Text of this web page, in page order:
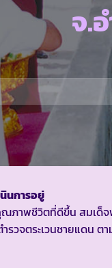
จ.
นินการอยู่
ภาพชีวิตที่ดีขึ้น สมเด็
ำรวจตระเวนชายแด